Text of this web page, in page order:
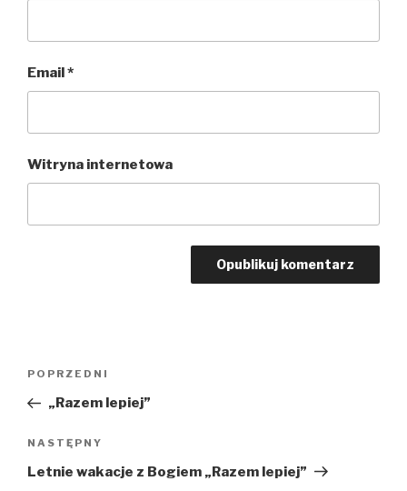
Email*
Witryna internetowa
Nawigacja
Poprzedni
wpis
POPRZEDNI
„Razem lepiej”
Następny
wpis
NASTĘPNY
Letnie wakacje z Bogiem „Razem lepiej”